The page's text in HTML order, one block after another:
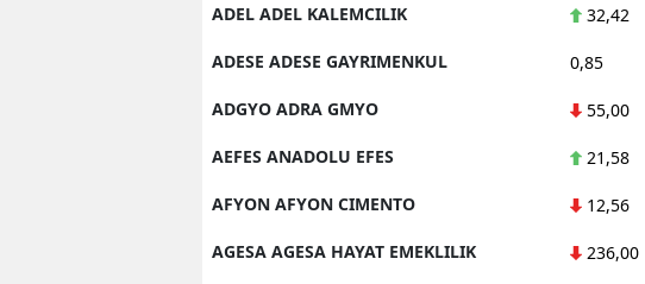
ADEL ADEL KALEMCILIK 32,42
ADESE ADESE GAYRIMENKUL 0,85
ADGYO ADRA GMYO 55,00
AEFES ANADOLU EFES 21,58
AFYON AFYON CIMENTO 12,56
AGESA AGESA HAYAT EMEKLILIK 236,00